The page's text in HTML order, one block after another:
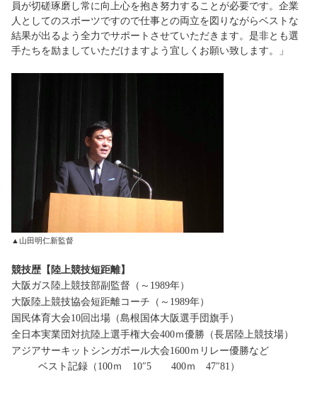
員が切磋琢磨し常に向上心を抱き努力することが必要です。企業
人としてのスポーツですので仕事との両立を図りながらベストな
結果が出るよう全力でサポートさせていただきます。是非とも選
手たちを励ましていただけますよう宜しくお願い致します。」
▲山田明仁新監督
競技歴【陸上競技短距離】
大阪ガス陸上競技部副監督（～1989年）
大阪陸上競技協会短距離コーチ（～1989年）
国民体育大会10回出場（島根国体大阪選手団旗手）
全日本実業団対抗陸上選手権大会400ｍ優勝（長居陸上競技場）
アジアサーキットシンガポール大会1600ｍリレー優勝など
ベスト記録（100ｍ 10″5 400ｍ 47″81）